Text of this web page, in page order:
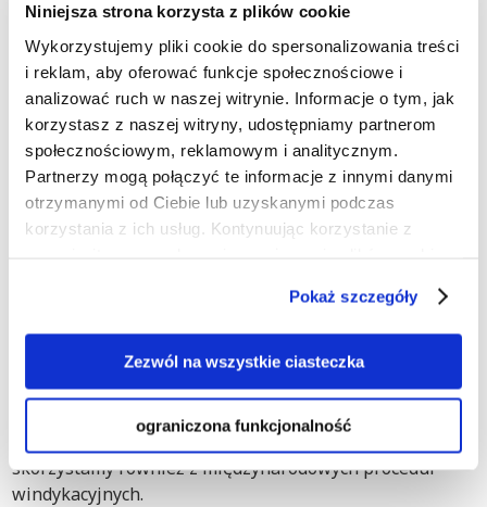
Niniejsza strona korzysta z plików cookie
Wykorzystujemy pliki cookie do spersonalizowania treści
i reklam, aby oferować funkcje społecznościowe i
analizować ruch w naszej witrynie. Informacje o tym, jak
korzystasz z naszej witryny, udostępniamy partnerom
społecznościowym, reklamowym i analitycznym.
Partnerzy mogą połączyć te informacje z innymi danymi
otrzymanymi od Ciebie lub uzyskanymi podczas
korzystania z ich usług. Kontynuując korzystanie z
Pokaż szczegóły
Zezwól na wszystkie ciasteczka
ograniczona funkcjonalność
międzynarodowe korporacje. Nieustannie dążymy do
odzyskania Twoich należności, ponieważ wierzymy, że
każda transakcja powinna być uczciwie zrealizowana
przez obie strony. Sprawdź nasze dotychczasowe
osiągnięcia oraz uzyskanereferencje, aby zobaczyć, jak
w przeszłości pomogliśmy innym firmom w sytuacji
podobnej do Twojej.
Jesteśmy również do Twojej dyspozycji
w kwestiach sporów sądowych w
Skorzystaj z naszych usług zarówno w zakresie
pozasądowych, jak i sądowych procedur windykacyjnych
w Polsce. Nasi prawnicy specjalizujący się w windykacji
doskonale orientują się w procesach prawnych w
Tychach, zapewniając kompleksową pomoc
dostosowaną do Twoich potrzeb. Jeśli będzie to możliwe,
skorzystamy również z międzynarodowych procedur
windykacyjnych.